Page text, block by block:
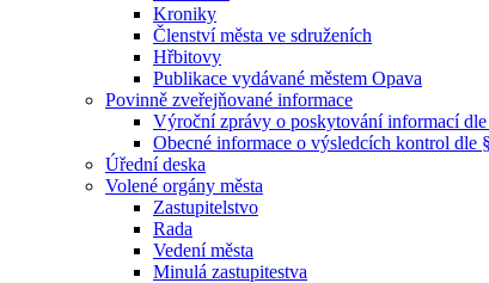
Kroniky
Členství města ve sdruženích
Hřbitovy
Publikace vydávané městem Opava
Povinně zveřejňované informace
Výroční zprávy o poskytování informací
Obecné informace o výsledcích kontrol dle
Úřední deska
Volené orgány města
Zastupitelstvo
Rada
Vedení města
Minulá zastupitestva